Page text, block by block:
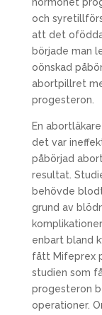
och
att det
började man
oönskad
abortpillret
progesteron.
En
det var
påbörjad
resultat.
behövde
grund av
enbart bland
fått Mifeprex
studien som
progesteron
operationer.